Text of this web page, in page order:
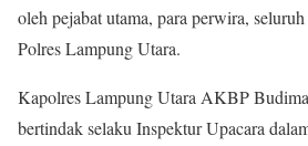
oleh pejabat utama, para perwira,
Polres Lampung Utara.
Kapolres Lampung Utara AKBP
bertindak selaku Inspektur Upacara